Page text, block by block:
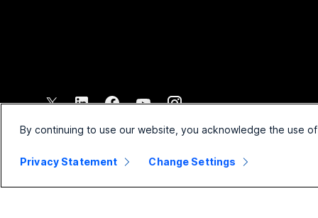
2026 Cisco и/или техните филиали. Всички права запазени.
By continuing to use our website, you acknowledge the use
Privacy Statement Change Settings